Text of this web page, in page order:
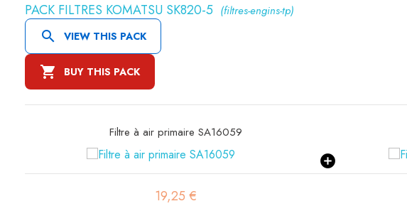
PACK FILTRES KOMATSU SK820-5 (filtres-engins-tp)
 VIEW THIS PACK
 BUY THIS PACK
Filtre à air primaire SA16059
19,25 €